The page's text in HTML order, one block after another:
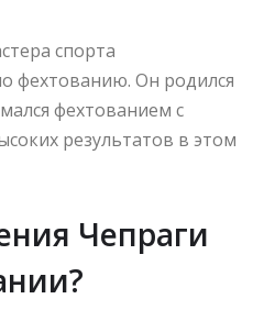
спорта
фехтованию. Он родился
фехтованием с
результатов в этом
Чепраги